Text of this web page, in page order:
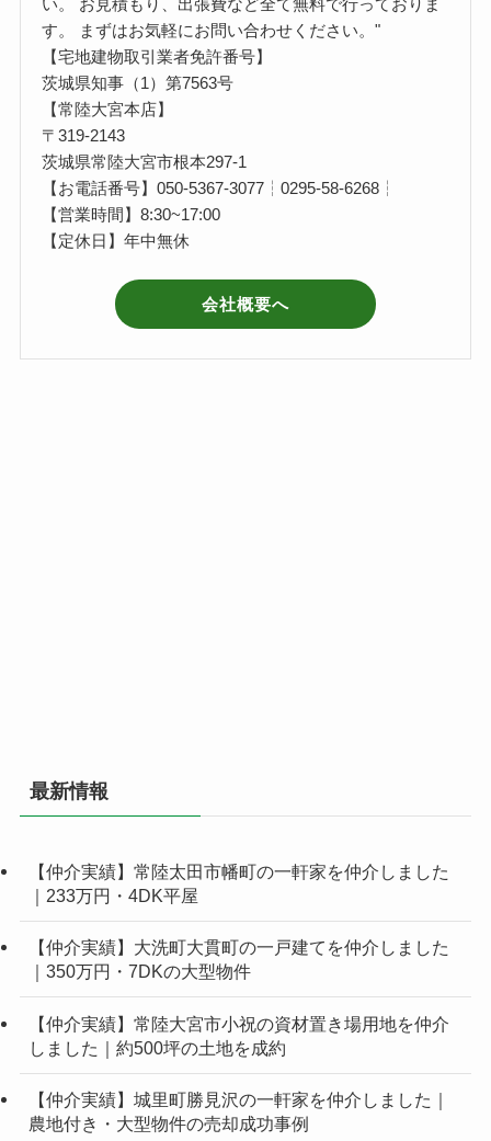
い。 お見積もり、出張費など全て無料で行っておりま
す。 まずはお気軽にお問い合わせください。"
【宅地建物取引業者免許番号】
茨城県知事（1）第7563号
【常陸大宮本店】
〒319-2143
茨城県常陸大宮市根本297-1
【お電話番号】050-5367-3077┆0295-58-6268┆
【営業時間】8:30~17:00
【定休日】年中無休
会社概要へ
最新情報
【仲介実績】常陸太田市幡町の一軒家を仲介しました
｜233万円・4DK平屋
【仲介実績】大洗町大貫町の一戸建てを仲介しました
｜350万円・7DKの大型物件
【仲介実績】常陸大宮市小祝の資材置き場用地を仲介
しました｜約500坪の土地を成約
【仲介実績】城里町勝見沢の一軒家を仲介しました｜
農地付き・大型物件の売却成功事例